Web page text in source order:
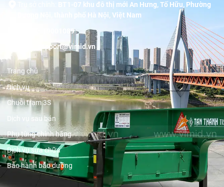
BT1-07 khu đô thị mới An Hưng, Tố Hữu, Phường
Dương Nội, thành phố Hà Nội, Việt Nam
19001089
support@vimid.vn
Trang chủ
Dịch vụ
Chuỗi trạm 3S
Dịch vụ sau bán
Phụ tùng chính hãng
Dịch vụ sửa chữa
Bảo hành bảo dưỡng